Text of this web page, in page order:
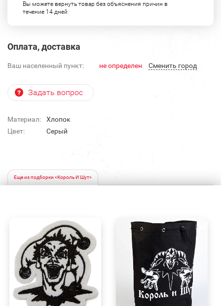
Вы можете вернуть товар без объяснения причин в
течение 14 дней
Оплата, доставка
Ваш населенный пункт: не определен Cменить город
Задать вопрос
Материал:
Хлопок
Цвет:
Серый
Еще из подборки «Король И Шут»